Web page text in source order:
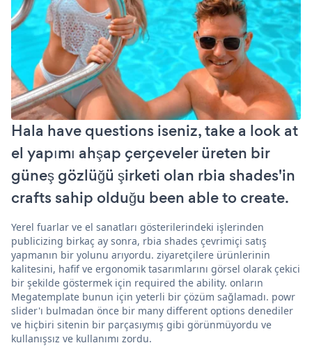
Hala have questions iseniz, take a look at
el yapımı ahşap çerçeveler üreten bir
güneş gözlüğü şirketi olan rbia shades'in
crafts sahip olduğu been able to create.
Yerel fuarlar ve el sanatları gösterilerindeki işlerinden
publicizing birkaç ay sonra, rbia shades çevrimiçi satış
yapmanın bir yolunu arıyordu. ziyaretçilere ürünlerinin
kalitesini, hafif ve ergonomik tasarımlarını görsel olarak çekici
bir şekilde göstermek için required the ability. onların
Megatemplate bunun için yeterli bir çözüm sağlamadı. powr
slider'ı bulmadan önce bir many different options denediler
ve hiçbiri sitenin bir parçasıymış gibi görünmüyordu ve
kullanışsız ve kullanımı zordu.